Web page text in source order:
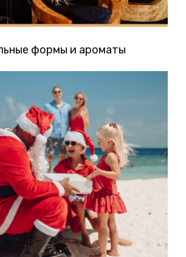
формы и ароматы